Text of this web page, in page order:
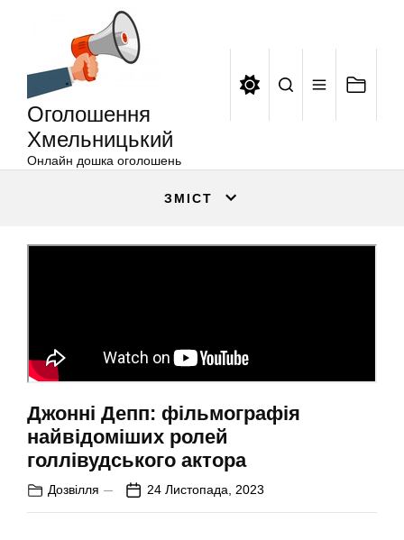
Оголошення
Хмельницький
Онлайн дошка оголошень
ЗМІСТ
Джонні Депп: фільмографія
найвідоміших ролей
голлівудського актора
Дозвілля 24 Листопада, 2023